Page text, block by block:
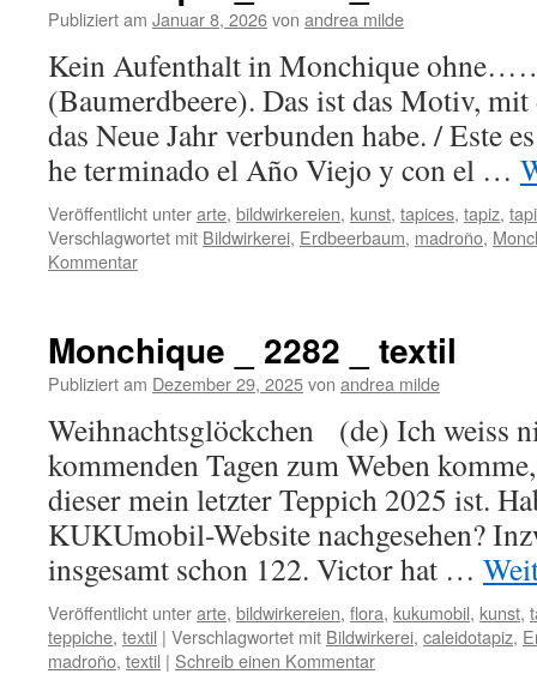
Publiziert am Januar 8, 2026von andrea milde
Kein Aufenthalt in Monchique
(Baumerdbeere). Das ist das Motiv,
das Neue Jahr verbunden habe. / Este
he terminado el Año Viejo y con el …
Veröffentlicht unterarte, bildwirkereien, kunst, tapices, tapiz,
Verschlagwortet mit Bildwirkerei, Erdbeerbaum, madroño,
Kommentar
Monchique _ 2282 _ textil
Publiziert am Dezember 29, 2025von andrea milde
Weihnachtsglöckchen (de) Ich weiss
kommenden Tagen zum Weben
dieser mein letzter Teppich 2025 ist.
KUKUmobil-Website nachgesehen?
insgesamt schon 122. Victor hat …
Veröffentlicht unterarte, bildwirkereien, flora, kukumobil, kunst,
teppiche, textil | Verschlagwortet mit Bildwirkerei, caleidotapiz,
madroño, textil | Schreib einen Kommentar